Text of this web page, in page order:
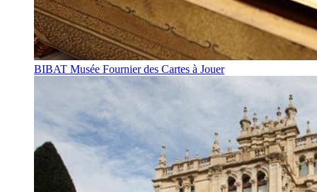
BIBAT Musée Fournier des Cartes à Jouer